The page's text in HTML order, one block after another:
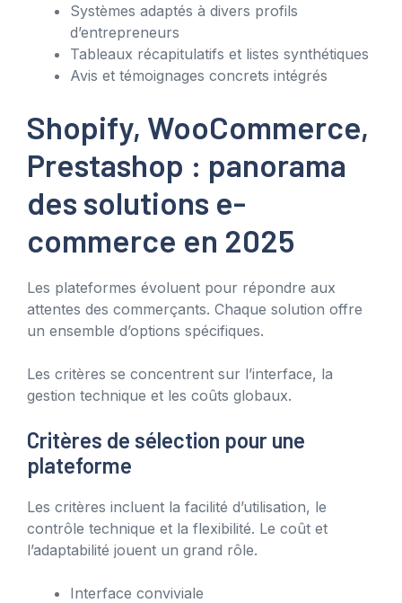
Systèmes adaptés à divers profils
d’entrepreneurs
Tableaux récapitulatifs et listes synthétiques
Avis et témoignages concrets intégrés
Shopify, WooCommerce,
Prestashop : panorama
des solutions e-
commerce en 2025
Les plateformes évoluent pour répondre aux
attentes des commerçants. Chaque solution offre
un ensemble d’options spécifiques.
Les critères se concentrent sur l’interface, la
gestion technique et les coûts globaux.
Critères de sélection pour une
plateforme
Les critères incluent la facilité d’utilisation, le
contrôle technique et la flexibilité. Le coût et
l’adaptabilité jouent un grand rôle.
Interface conviviale